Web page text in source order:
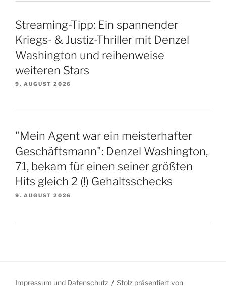
Streaming-Tipp: Ein spannender
Kriegs- & Justiz-Thriller mit Denzel
Washington und reihenweise
weiteren Stars
9. AUGUST 2026
"Mein Agent war ein meisterhafter
Geschäftsmann": Denzel Washington,
71, bekam für einen seiner größten
Hits gleich 2 (!) Gehaltsschecks
9. AUGUST 2026
Impressum und Datenschutz Stolz präsentiert von